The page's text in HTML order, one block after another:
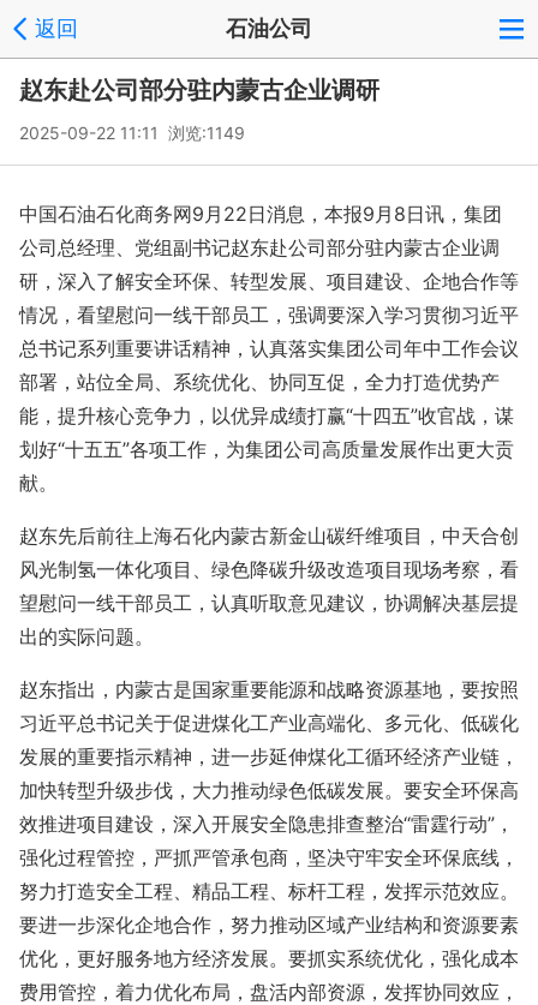
返回 石油公司
赵东赴公司部分驻内蒙古企业调研
2025-09-22 11:11 浏览:1149
中国石油石化商务网9月22日消息，本报9月8日讯，集团
公司总经理、党组副书记赵东赴公司部分驻内蒙古企业调
研，深入了解安全环保、转型发展、项目建设、企地合作等
情况，看望慰问一线干部员工，强调要深入学习贯彻习近平
总书记系列重要讲话精神，认真落实集团公司年中工作会议
部署，站位全局、系统优化、协同互促，全力打造优势产
能，提升核心竞争力，以优异成绩打赢“十四五”收官战，谋
划好“十五五”各项工作，为集团公司高质量发展作出更大贡
献。
赵东先后前往上海石化内蒙古新金山碳纤维项目，中天合创
风光制氢一体化项目、绿色降碳升级改造项目现场考察，看
望慰问一线干部员工，认真听取意见建议，协调解决基层提
出的实际问题。
赵东指出，内蒙古是国家重要能源和战略资源基地，要按照
习近平总书记关于促进煤化工产业高端化、多元化、低碳化
发展的重要指示精神，进一步延伸煤化工循环经济产业链，
加快转型升级步伐，大力推动绿色低碳发展。要安全环保高
效推进项目建设，深入开展安全隐患排查整治“雷霆行动”，
强化过程管控，严抓严管承包商，坚决守牢安全环保底线，
努力打造安全工程、精品工程、标杆工程，发挥示范效应。
要进一步深化企地合作，努力推动区域产业结构和资源要素
优化，更好服务地方经济发展。要抓实系统优化，强化成本
费用管控，着力优化布局，盘活内部资源，发挥协同效应，